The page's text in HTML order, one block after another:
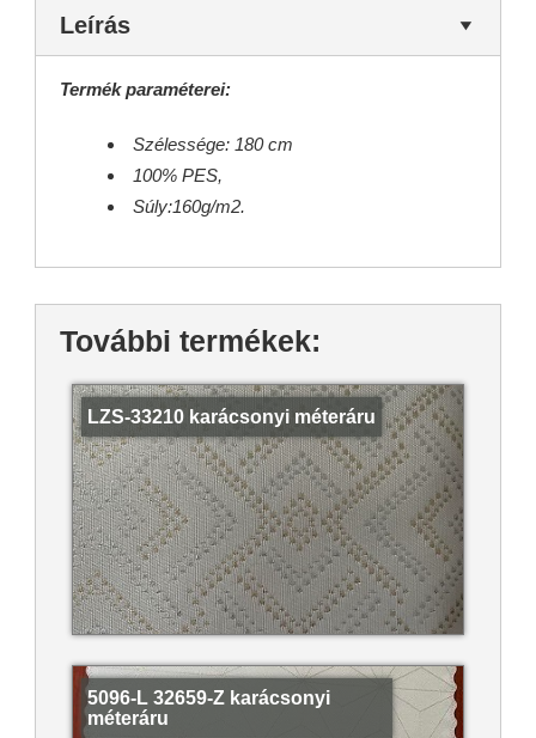
Leírás
Termék paraméterei:
Szélessége: 180 cm
100% PES,
Súly:160g/m2.
További termékek:
LZS-33210 karácsonyi méteráru
5096-L 32659-Z karácsonyi
méteráru